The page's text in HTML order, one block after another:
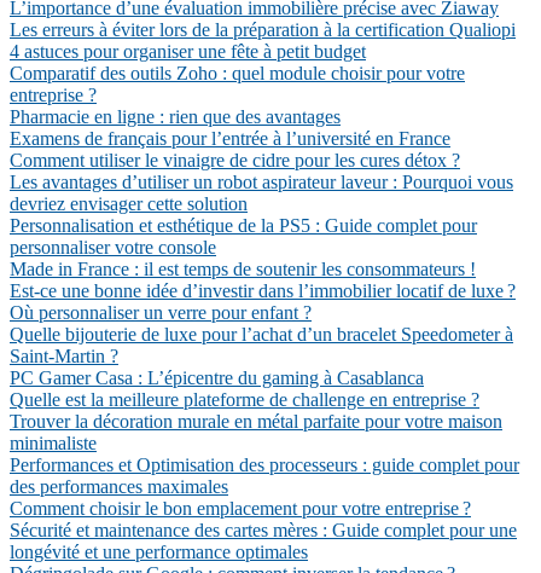
L’importance d’une évaluation immobilière précise avec Ziaway
Les erreurs à éviter lors de la préparation à la certification Qualiopi
4 astuces pour organiser une fête à petit budget
Comparatif des outils Zoho : quel module choisir pour votre
entreprise ?
Pharmacie en ligne : rien que des avantages
Examens de français pour l’entrée à l’université en France
Comment utiliser le vinaigre de cidre pour les cures détox ?
Les avantages d’utiliser un robot aspirateur laveur : Pourquoi vous
devriez envisager cette solution
Personnalisation et esthétique de la PS5 : Guide complet pour
personnaliser votre console
Made in France : il est temps de soutenir les consommateurs !
Est-ce une bonne idée d’investir dans l’immobilier locatif de luxe ?
Où personnaliser un verre pour enfant ?
Quelle bijouterie de luxe pour l’achat d’un bracelet Speedometer à
Saint-Martin ?
PC Gamer Casa : L’épicentre du gaming à Casablanca
Quelle est la meilleure plateforme de challenge en entreprise ?
Trouver la décoration murale en métal parfaite pour votre maison
minimaliste
Performances et Optimisation des processeurs : guide complet pour
des performances maximales
Comment choisir le bon emplacement pour votre entreprise ?
Sécurité et maintenance des cartes mères : Guide complet pour une
longévité et une performance optimales